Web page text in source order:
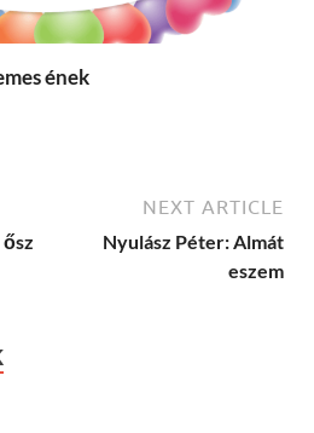
ének
NEXT ARTICLE
Nyulász Péter: Almát
eszem